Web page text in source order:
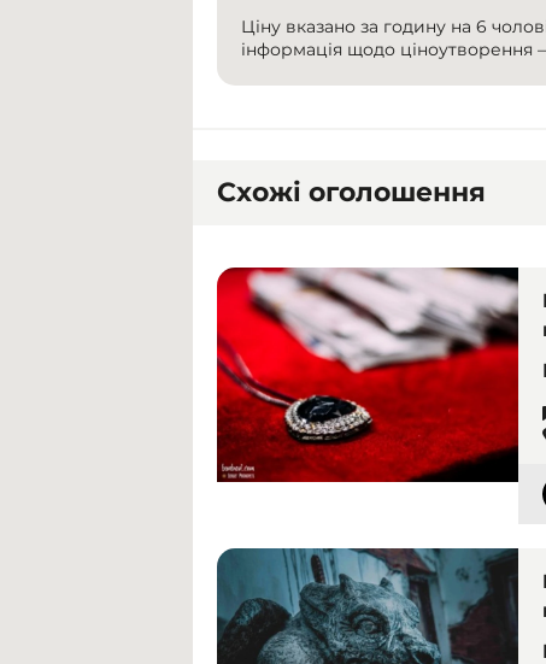
Ціну вказано за годину на 6
інформація щодо
Схожі оголошення